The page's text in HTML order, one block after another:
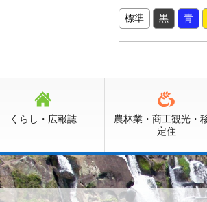
標準 黒 青
くらし・広報誌
農林業・商工観光・
定住